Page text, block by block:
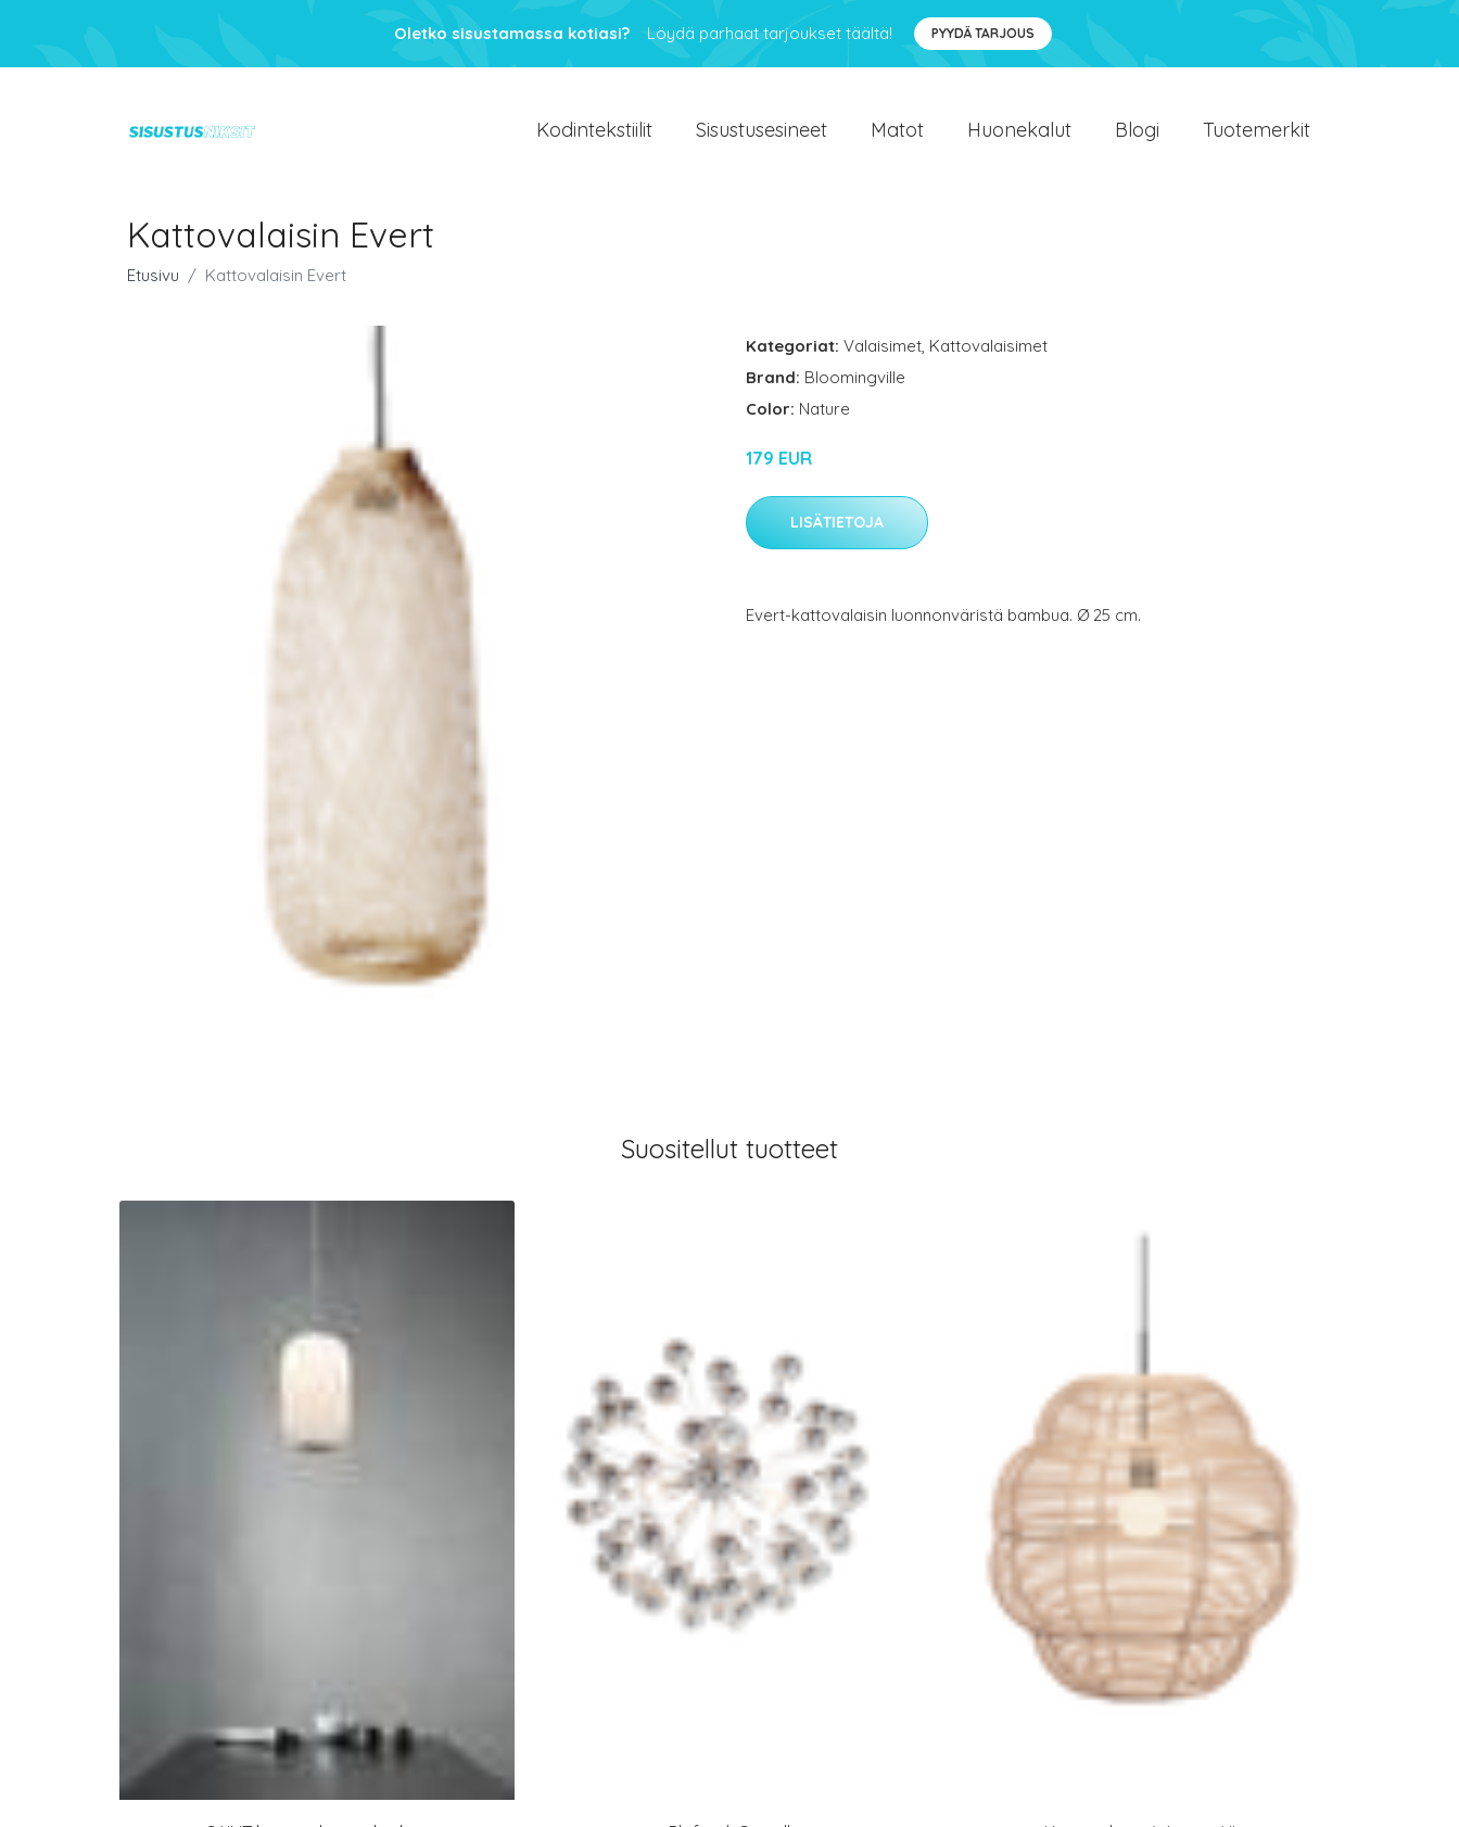
Oletko sisustamassa kotiasi? Löydä parhaat tarjoukset täältä! PYYDÄ TARJOUS
Kodintekstiilit Sisustusesineet Matot Huonekalut Blogi Tuotemerkit
Kattovalaisin Evert
Etusivu Kattovalaisin Evert
Kategoriat: Valaisimet, Kattovalaisimet
Brand: Bloomingville
Color: Nature
179 EUR
LISÄTIETOJA
Evert-kattovalaisin luonnonväristä bambua. Ø 25 cm.
Suositellut tuotteet